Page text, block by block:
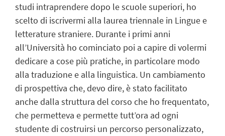
studi intraprendere dopo le scuole superiori, ho
scelto di iscrivermi alla laurea triennale in Lingue e
letterature straniere. Durante i primi anni
all’Università ho cominciato poi a capire di volermi
dedicare a cose più pratiche, in particolare modo
alla traduzione e alla linguistica. Un cambiamento
di prospettiva che, devo dire, è stato facilitato
anche dalla struttura del corso che ho frequentato,
che permetteva e permette tutt’ora ad ogni
studente di costruirsi un percorso personalizzato,